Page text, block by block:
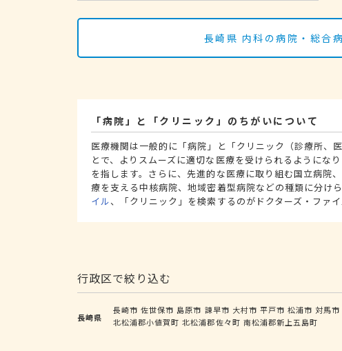
長崎県 内科の病院・総合
「病院」と「クリニック」のちがいについて
医療機関は一般的に「病院」と「クリニック（診療所、
とで、よりスムーズに適切な医療を受けられるようにな
を指します。さらに、先進的な医療に取り組む国立病院
療を支える中核病院、地域密着型病院などの種類に分けら
イル、「クリニック」を検索するのがドクターズ・ファイ
行政区で絞り込む
長崎県
長崎市 佐世保市 島原市 諫早市 大村市 平戸市 松浦市 対馬市
北松浦郡小値賀町 北松浦郡佐々町 南松浦郡新上五島町